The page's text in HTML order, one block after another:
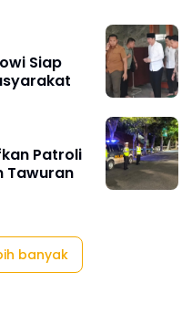
Siap
Patroli
Tawuran
banyak